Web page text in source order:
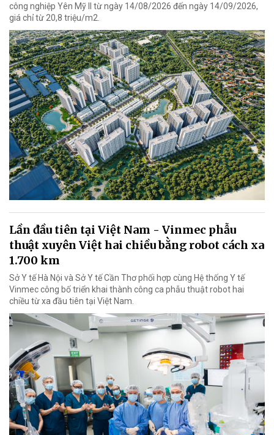
công nghiệp Yên Mỹ II từ ngày 14/08/2026 đến ngày 14/09/2026,
giá chỉ từ 20,8 triệu/m2.
Lần đầu tiên tại Việt Nam - Vinmec phẫu
thuật xuyên Việt hai chiều bằng robot cách xa
1.700 km
Sở Y tế Hà Nội và Sở Y tế Cần Thơ phối hợp cùng Hệ thống Y tế
Vinmec công bố triển khai thành công ca phẫu thuật robot hai
chiều từ xa đầu tiên tại Việt Nam.